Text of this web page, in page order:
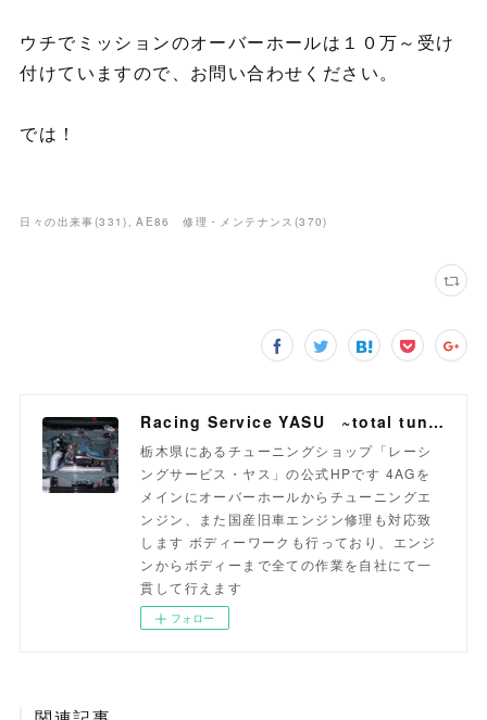
ウチでミッションのオーバーホールは１０万～受け
付けていますので、お問い合わせください。
では！
日々の出来事(331) AE86 修理・メンテナンス (370)
Racing Service YASU ~total tuning proshop~
栃木県にあるチューニングショップ「レーシ
ングサービス・ヤス」の公式HPです 4AGを
メインにオーバーホールからチューニングエ
ンジン、また国産旧車エンジン修理も対応致
します ボディーワークも行っており、エンジ
ンからボディーまで全ての作業を自社にて一
貫して行えます
フォロー